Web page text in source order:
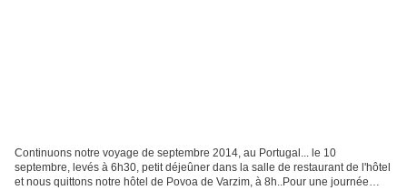
Continuons notre voyage de septembre 2014, au Portugal... le 10
septembre, levés à 6h30, petit déjeûner dans la salle de restaurant de l'hôtel
et nous quittons notre hôtel de Povoa de Varzim, à 8h..Pour une journée